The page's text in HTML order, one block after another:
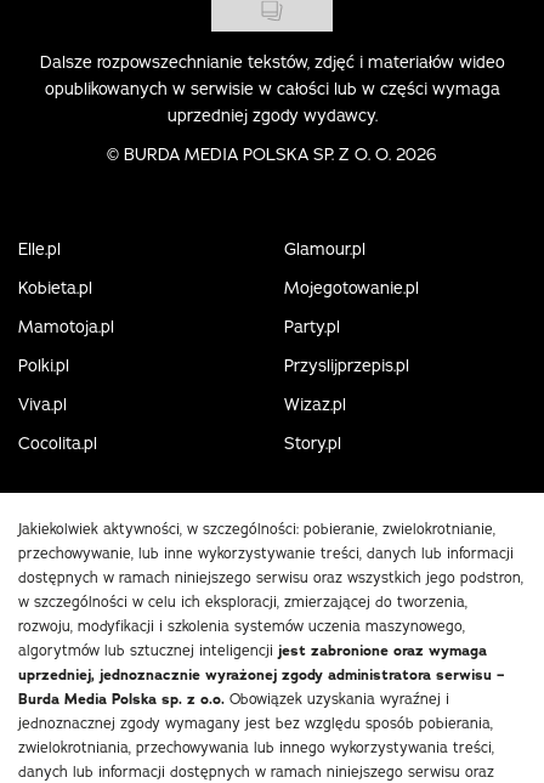
Dalsze rozpowszechnianie tekstów, zdjęć i materiałów wideo
opublikowanych w serwisie w całości lub w części wymaga
uprzedniej zgody wydawcy.
© BURDA MEDIA POLSKA SP. Z O. O. 2026
Elle.pl
Glamour.pl
Kobieta.pl
Mojegotowanie.pl
Mamotoja.pl
Party.pl
Polki.pl
Przyslijprzepis.pl
Viva.pl
Wizaz.pl
Cocolita.pl
Story.pl
Jakiekolwiek aktywności, w szczególności: pobieranie, zwielokrotnianie,
przechowywanie, lub inne wykorzystywanie treści, danych lub informacji
dostępnych w ramach niniejszego serwisu oraz wszystkich jego podstron,
w szczególności w celu ich eksploracji, zmierzającej do tworzenia,
rozwoju, modyfikacji i szkolenia systemów uczenia maszynowego,
algorytmów lub sztucznej inteligencji jest zabronione oraz wymaga
uprzedniej, jednoznacznie wyrażonej zgody administratora serwisu –
Burda Media Polska sp. z o.o. Obowiązek uzyskania wyraźnej i
jednoznacznej zgody wymagany jest bez względu sposób pobierania,
zwielokrotniania, przechowywania lub innego wykorzystywania treści,
danych lub informacji dostępnych w ramach niniejszego serwisu oraz